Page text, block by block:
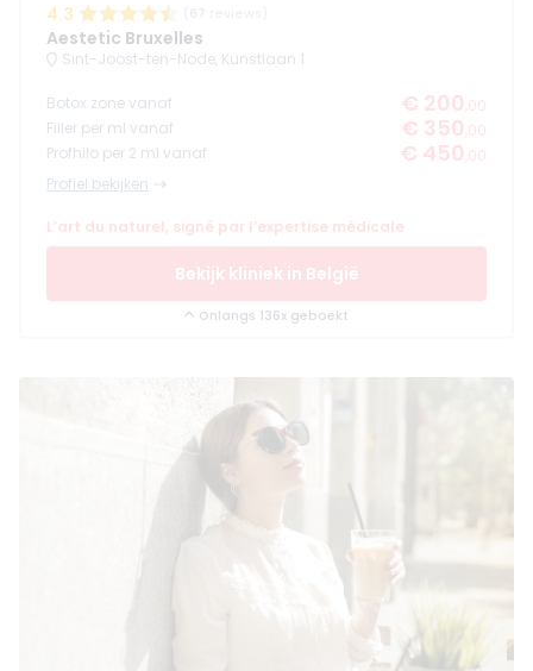
4.3
Aestetic Bruxelles
Sint-Joost-ten-Node, Kunstlaan 1
Botox zone vanaf € 200 ,00
Filler per ml vanaf
€ 350 ,00
Profhilo per 2 ml vanaf
€ 450 ,00
Profiel bekijken
L’art du naturel, signé par l’expertise médicale
Bekijk kliniek in België
Onlangs 136x geboekt